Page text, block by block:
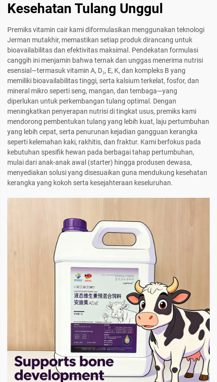
Kesehatan Tulang Unggul
Premiks vitamin cair kami diformulasikan menggunakan teknologi
Jerman mutakhir, memastikan setiap produk dirancang untuk
bioavailabilitas dan efektivitas maksimal. Pendekatan formulasi
canggih ini menjamin bahwa ternak dan unggas menerima nutrisi
esensial—termasuk vitamin A, D₃, E, K, dan kompleks B yang
memiliki bioavailabilitas tinggi, serta kalsium terkelat, fosfor, dan
mineral mikro seperti seng, mangan, dan tembaga—yang
diperlukan untuk perkembangan tulang optimal. Dengan
meningkatkan penyerapan nutrisi di tingkat usus, premiks kami
mendorong pembentukan tulang yang lebih kuat, laju pertumbuhan
yang lebih cepat, serta penurunan kejadian gangguan kerangka
seperti kelemahan kaki, rakhitis, dan fraktur. Kami berfokus pada
kebutuhan spesifik hewan pada berbagai tahap pertumbuhan,
mulai dari anak-anak awal (starter) hingga produsen dewasa,
menyediakan solusi yang disesuaikan guna mendukung kesehatan
kerangka yang kokoh serta kesejahteraan keseluruhan.